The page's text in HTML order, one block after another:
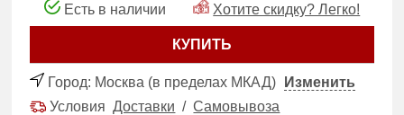
Есть в наличии Хотите скидку? Легко!
КУПИТЬ
Город: Москва (в пределах МКАД)
Изменить
УсловияДоставки /Самовывоза